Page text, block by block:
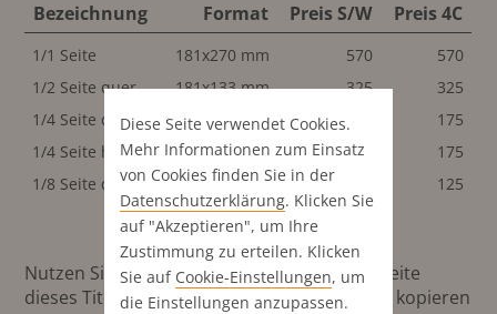
Bezeichnung Format Preis S/W Preis 4C
1/1 Seite 181x270 mm 570
570
1/2 Seite quer
181x133 mm 325
325
1/4 Seite quer
181x64.5 mm
175
1/4 Seite hoch
89x133 mm 175
175
1/8 Seite quer
89x64.5 mm 125
Nutzen Sie diesen Button um den Link zur Seite
dieses Titels direkt in die Zwischenablage zu kopieren
Diese Seite verwendet Cookies.
Mehr Informationen zum Einsatz
von Cookies finden Sie in der
Datenschutz­erklärung. Klicken Sie
auf "Akzeptieren", um Ihre
Zustimmung zu erteilen. Klicken
Sie auf Cookie-Einstellungen, um
die Einstellungen anzupassen.